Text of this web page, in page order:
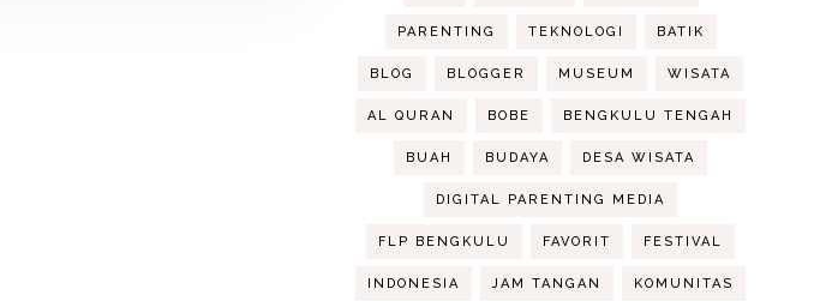
PARENTING TEKNOLOGI BATIK
BLOG BLOGGER MUSEUM WISATA
AL QURAN BOBE BENGKULU TENGAH
BUAH BUDAYA DESA WISATA
DIGITAL PARENTING MEDIA
FLP BENGKULU FAVORIT FESTIVAL
INDONESIA JAM TANGAN KOMUNITAS